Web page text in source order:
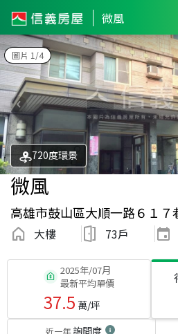
微風
圖片 1/4
720度環景
微風
高雄市鼓山區大順一路６１７
大樓 73戶
2025年/07月
最新平均單價
37.5 萬/坪
近一年詢問度